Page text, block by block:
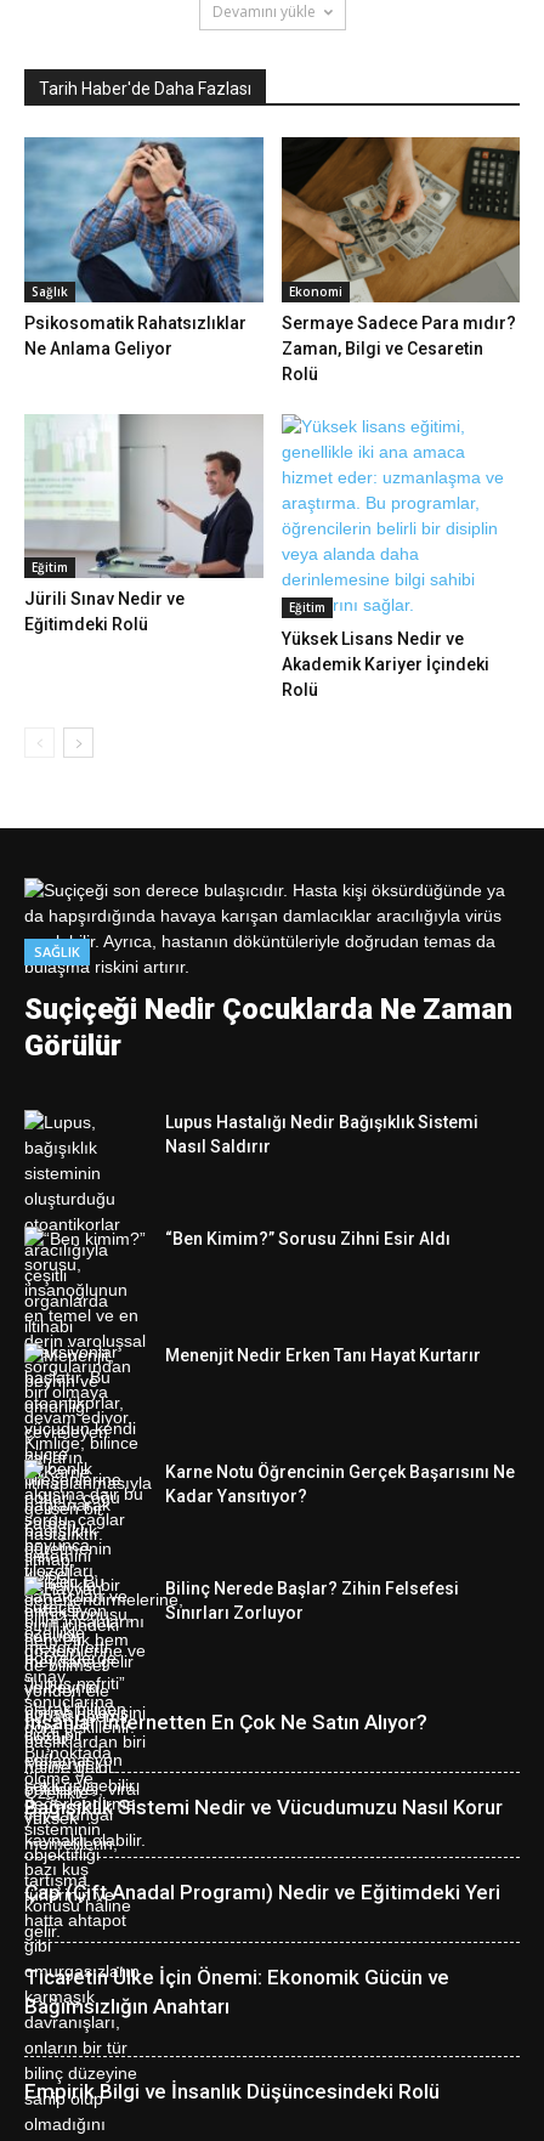
Devamını yükle
Tarih Haber'de Daha Fazlası
Sağlık
Psikosomatik Rahatsızlıklar
Ne Anlama Geliyor
Ekonomi
Sermaye Sadece Para mıdır?
Zaman, Bilgi ve Cesaretin
Rolü
Eğitim
Jürili Sınav Nedir ve
Eğitimdeki Rolü
Eğitim
Yüksek Lisans Nedir ve
Akademik Kariyer İçindeki
Rolü
SAĞLIK
Suçiçeği Nedir Çocuklarda Ne Zaman
Görülür
Lupus Hastalığı Nedir Bağışıklık Sistemi
Nasıl Saldırır
“Ben Kimim?” Sorusu Zihni Esir Aldı
Menenjit Nedir Erken Tanı Hayat Kurtarır
Karne Notu Öğrencinin Gerçek Başarısını Ne
Kadar Yansıtıyor?
Bilinç Nerede Başlar? Zihin Felsefesi
Sınırları Zorluyor
İnsanlar İnternetten En Çok Ne Satın Alıyor?
Bağışıklık Sistemi Nedir ve Vücudumuzu Nasıl Korur
Çap (Çift Anadal Programı) Nedir ve Eğitimdeki Yeri
Ticaretin Ülke İçin Önemi: Ekonomik Gücün ve
Bağımsızlığın Anahtarı
Empirik Bilgi ve İnsanlık Düşüncesindeki Rolü